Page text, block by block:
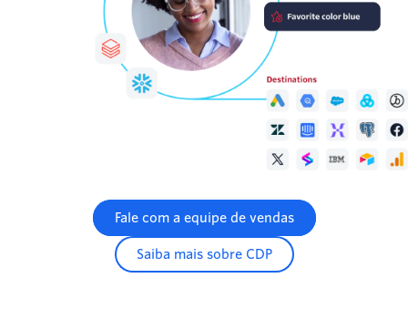
Fale com a equipe de vendas
Saiba mais sobre CDP